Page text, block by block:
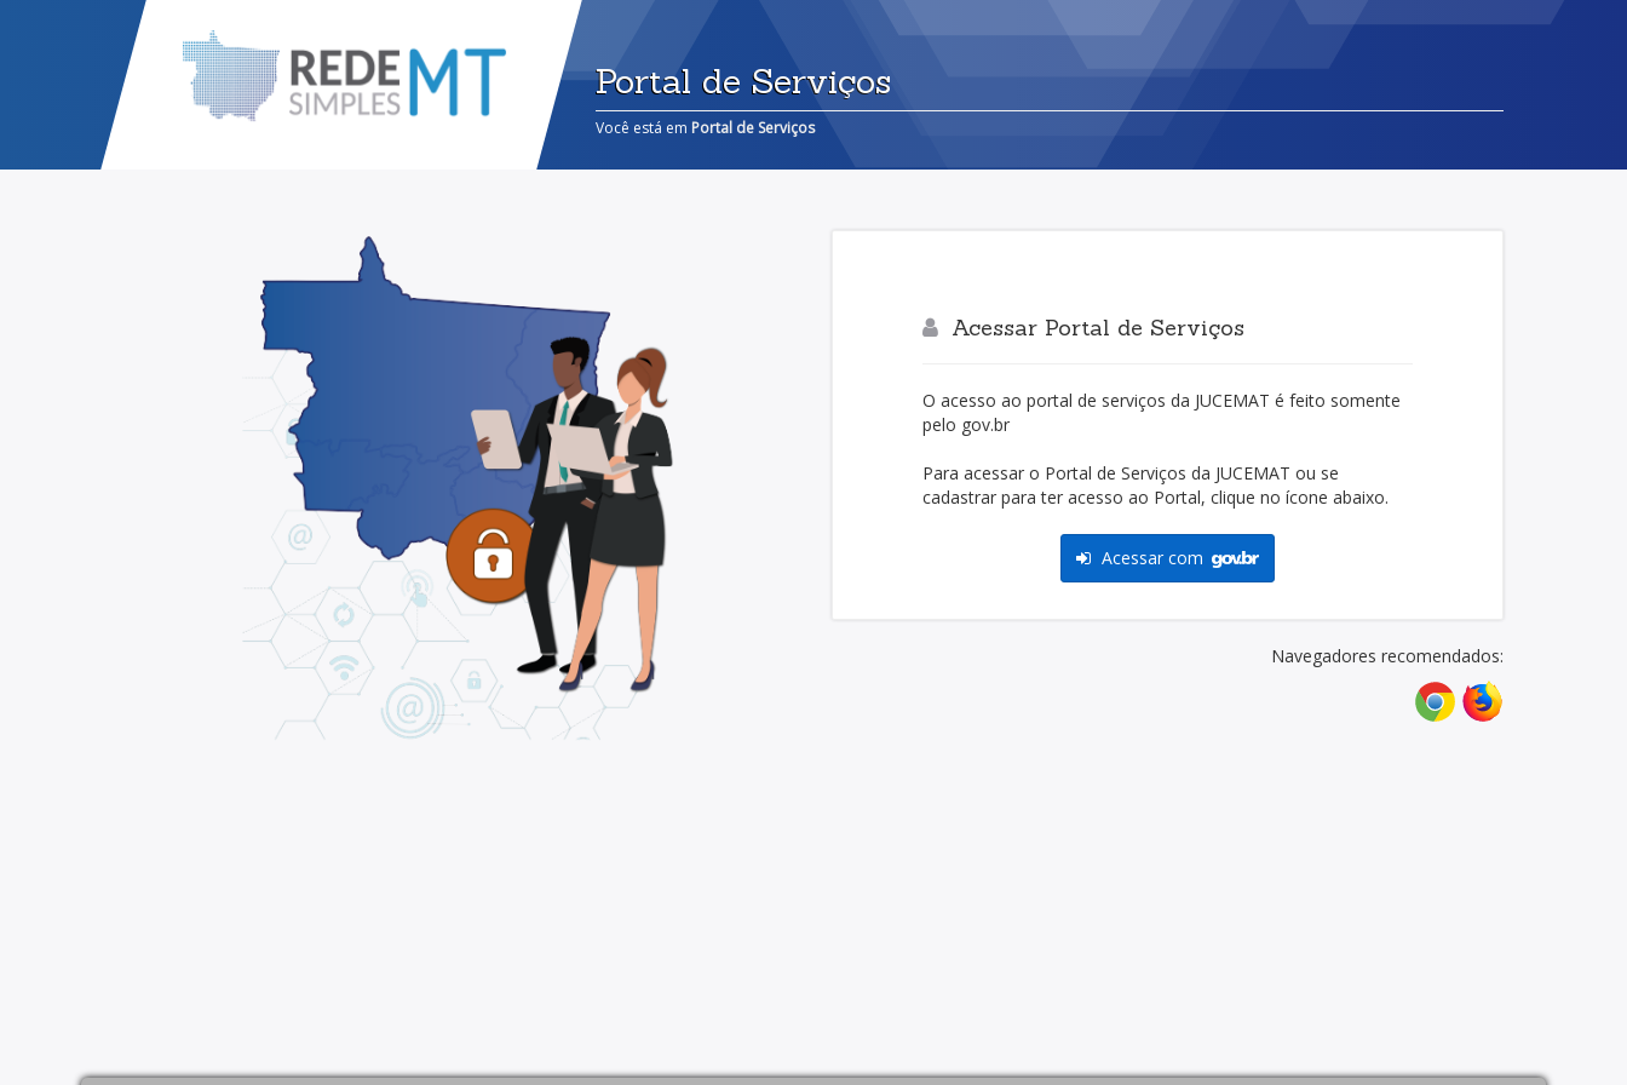
Portal de Serviços
Você está em Portal de Serviços
Acessar Portal de Serviços
O acesso ao portal de serviços da JUCEMAT é feito somente
pelo gov.br
Para acessar o Portal de Serviços da JUCEMAT ou se
cadastrar para ter acesso ao Portal, clique no ícone abaixo.
Acessar com
Navegadores recomendados: